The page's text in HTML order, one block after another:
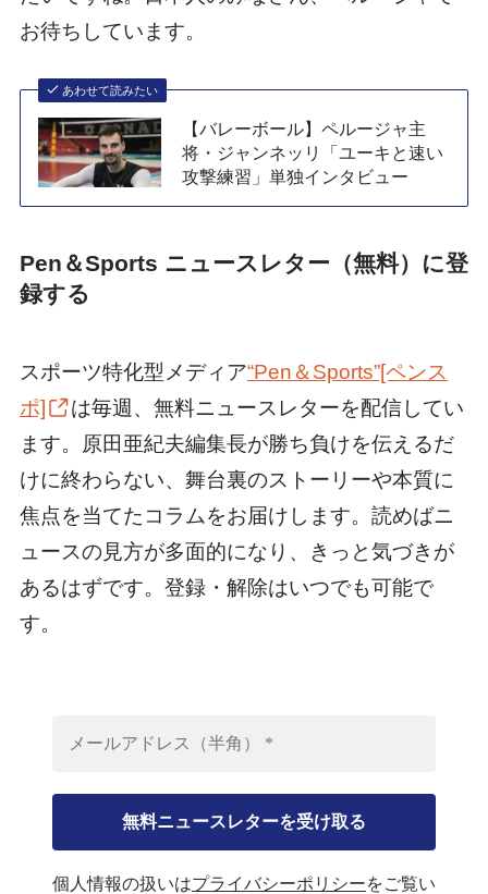
お待ちしています。
あわせて読みたい
【バレーボール】ペルージャ主
将・ジャンネッリ「ユーキと速い
攻撃練習」単独インタビュー
Pen＆Sports ニュースレター（無料）に登
録する
スポーツ特化型メディア“Pen＆Sports”[ペンス
ポ]
は毎週、無料ニュースレターを配信してい
ます。原田亜紀夫編集長が勝ち負けを伝えるだ
けに終わらない、舞台裏のストーリーや本質に
焦点を当てたコラムをお届けします。読めばニ
ュースの見方が多面的になり、きっと気づきが
あるはずです。登録・解除はいつでも可能で
す。
個人情報の扱いはプライバシーポリシーをご覧い